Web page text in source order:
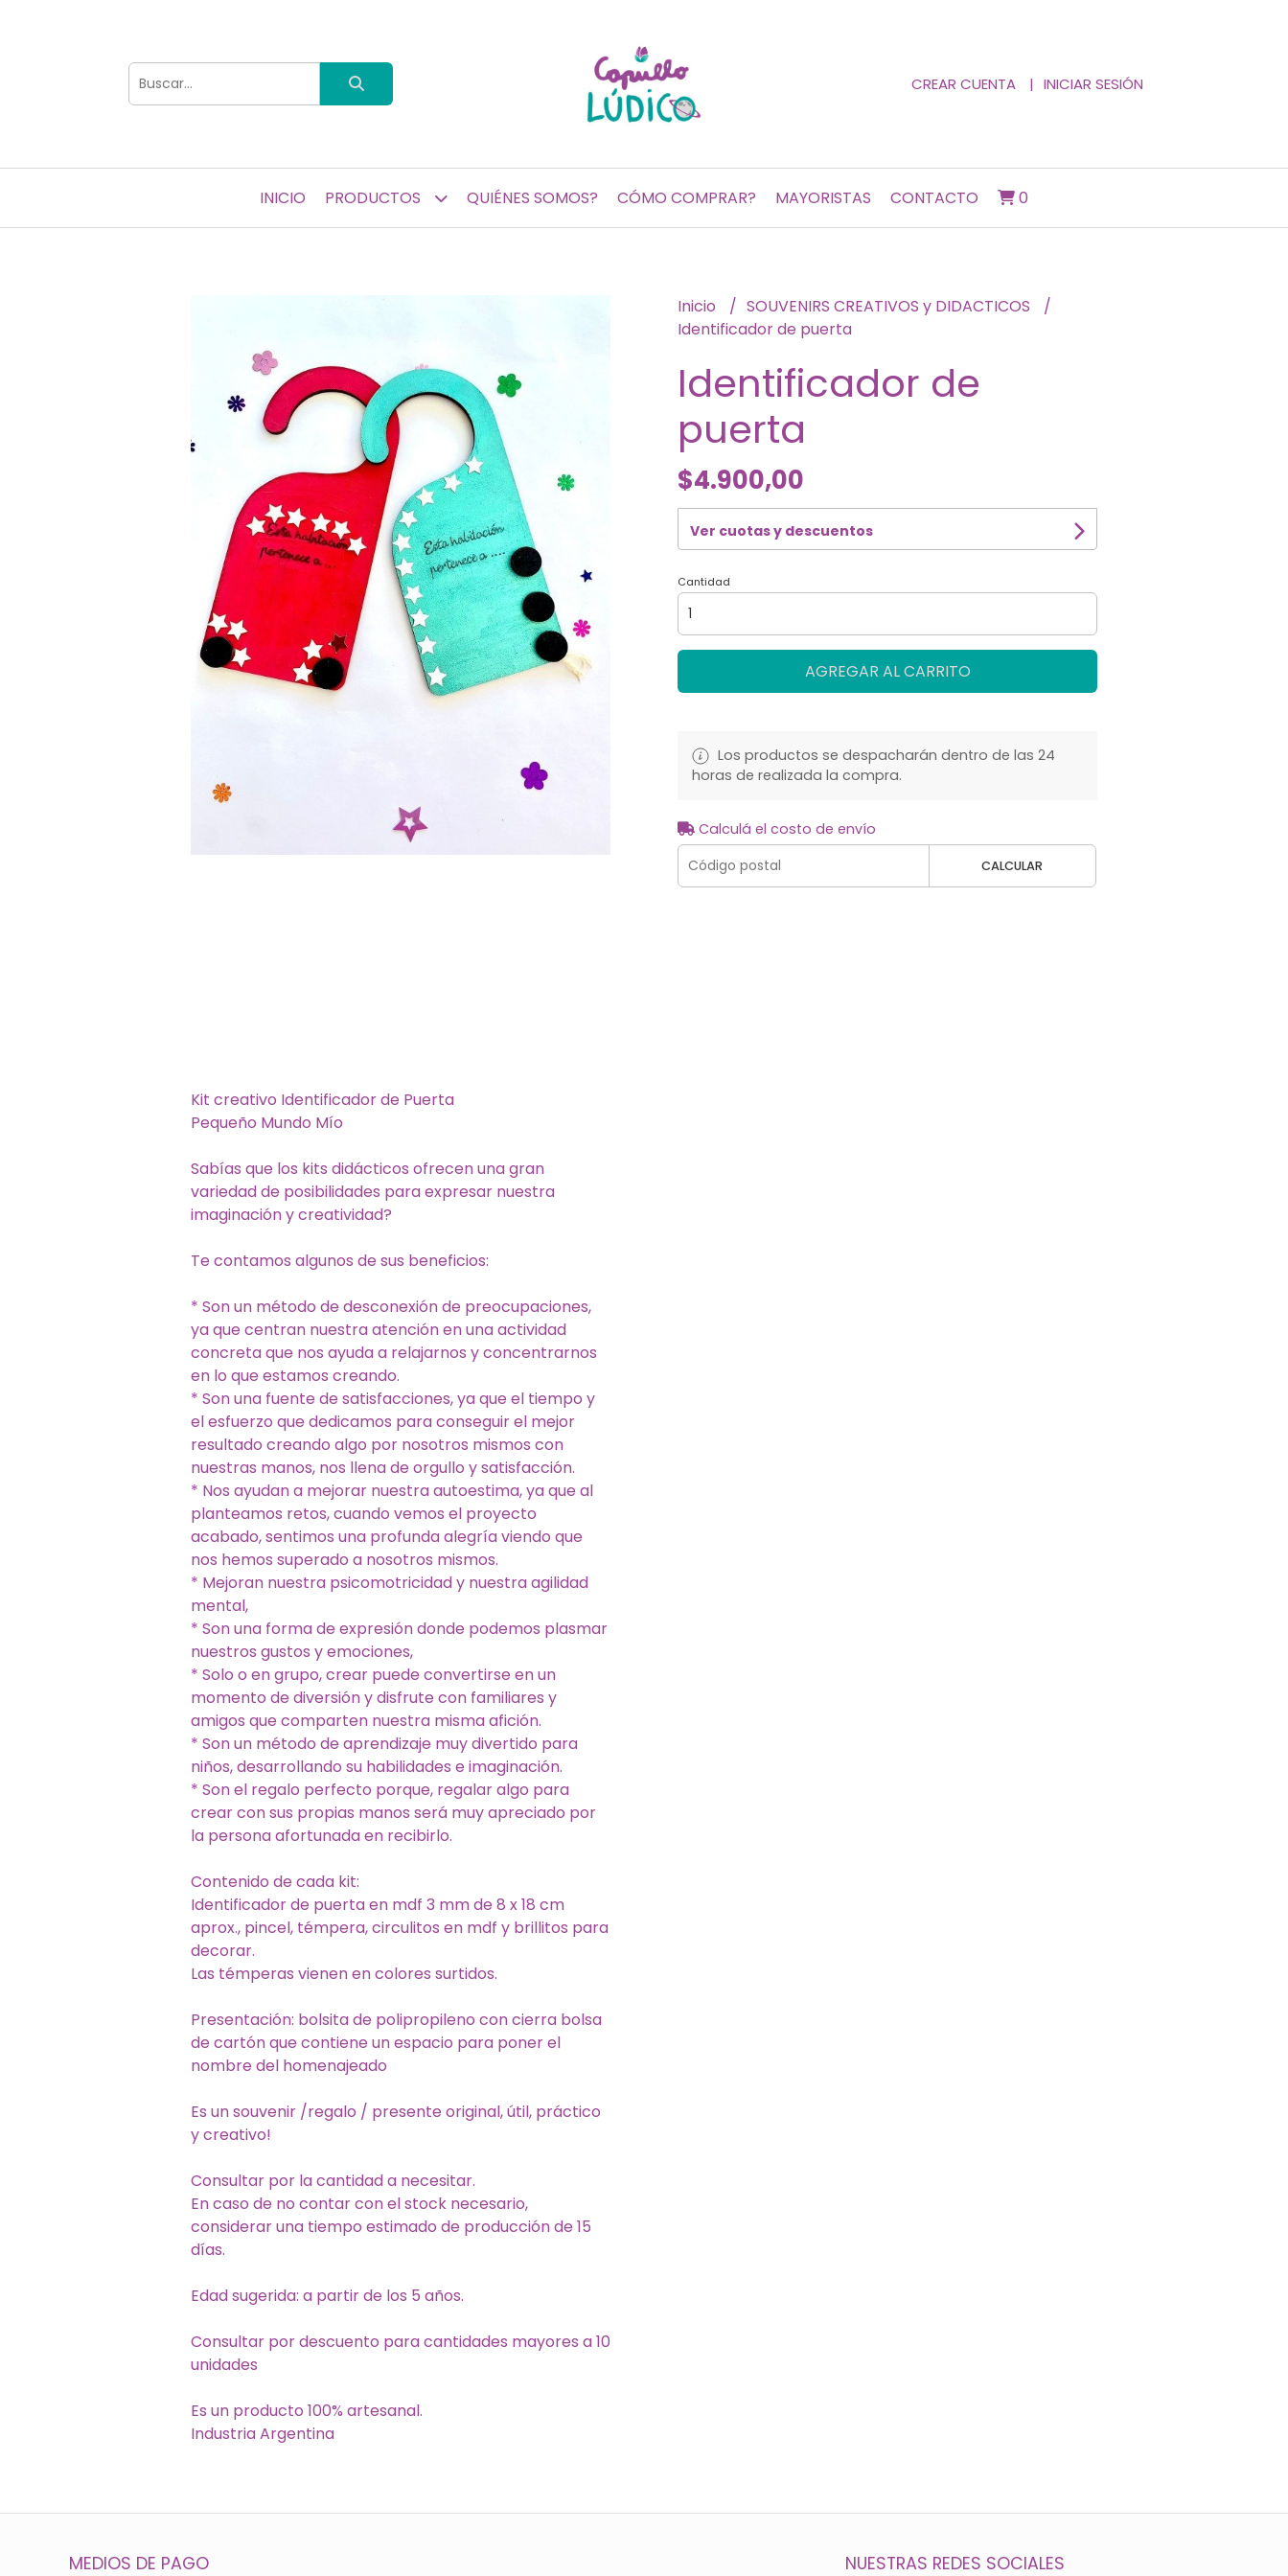
CREAR CUENTA INICIAR SESIÓN
INICIO PRODUCTOS QUIÉNES SOMOS? CÓMO COMPRAR? MAYORISTAS CONTACTO 0
Kit creativo Identificador de Puerta
Pequeño Mundo Mío
Sabías que los kits didácticos ofrecen una gran
variedad de posibilidades para expresar nuestra
imaginación y creatividad?
Te contamos algunos de sus beneficios:
* Son un método de desconexión de preocupaciones,
ya que centran nuestra atención en una actividad
concreta que nos ayuda a relajarnos y concentrarnos
en lo que estamos creando.
* Son una fuente de satisfacciones, ya que el tiempo y
el esfuerzo que dedicamos para conseguir el mejor
resultado creando algo por nosotros mismos con
nuestras manos, nos llena de orgullo y satisfacción.
* Nos ayudan a mejorar nuestra autoestima, ya que al
planteamos retos, cuando vemos el proyecto
acabado, sentimos una profunda alegría viendo que
nos hemos superado a nosotros mismos.
* Mejoran nuestra psicomotricidad y nuestra agilidad
mental,
* Son una forma de expresión donde podemos plasmar
nuestros gustos y emociones,
* Solo o en grupo, crear puede convertirse en un
momento de diversión y disfrute con familiares y
amigos que comparten nuestra misma afición.
* Son un método de aprendizaje muy divertido para
niños, desarrollando su habilidades e imaginación.
* Son el regalo perfecto porque, regalar algo para
crear con sus propias manos será muy apreciado por
la persona afortunada en recibirlo.
Contenido de cada kit:
Identificador de puerta en mdf 3 mm de 8 x 18 cm
aprox., pincel, témpera, circulitos en mdf y brillitos para
decorar.
Las témperas vienen en colores surtidos.
Presentación: bolsita de polipropileno con cierra bolsa
de cartón que contiene un espacio para poner el
nombre del homenajeado
Es un souvenir /regalo / presente original, útil, práctico
y creativo!
Consultar por la cantidad a necesitar.
En caso de no contar con el stock necesario,
considerar una tiempo estimado de producción de 15
días.
Edad sugerida: a partir de los 5 años.
Consultar por descuento para cantidades mayores a 10
unidades
Es un producto 100% artesanal.
Industria Argentina
Inicio
SOUVENIRS CREATIVOS y DIDACTICOS
Identificador de puerta
Identificador de
puerta
$4.900,00
Ver cuotas y descuentos
Cantidad
AGREGAR AL CARRITO
Los productos se despacharán dentro de las 24
horas de realizada la compra.
Calculá el costo de envío
CALCULAR
MEDIOS DE PAGO NUESTRAS REDES SOCIALES